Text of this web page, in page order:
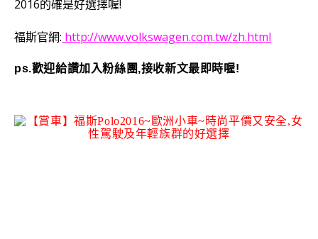
2016的確是好選擇喔!
福斯官網: http://www.volkswagen.com.tw/zh.html
ps.歡迎給讚加入粉絲團,接收新文最即時喔!